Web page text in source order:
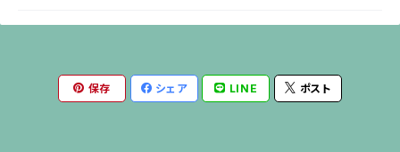
保存 シェア LINE ポスト